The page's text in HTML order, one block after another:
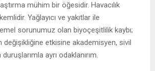
mühim bir öğesidir. Havacılık
Yağlayıcı ve yakıtlar ile
sorunumuz olan biyoçeşitlilik kaybı;
değişikliğine etkisine akademisyen, sivil
ayrı odaklanırım.